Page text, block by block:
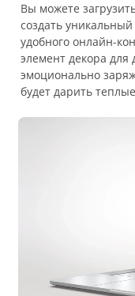
Вы можете
создать
удобного онлайн-
элемент декора
эмоционально
будет дарить